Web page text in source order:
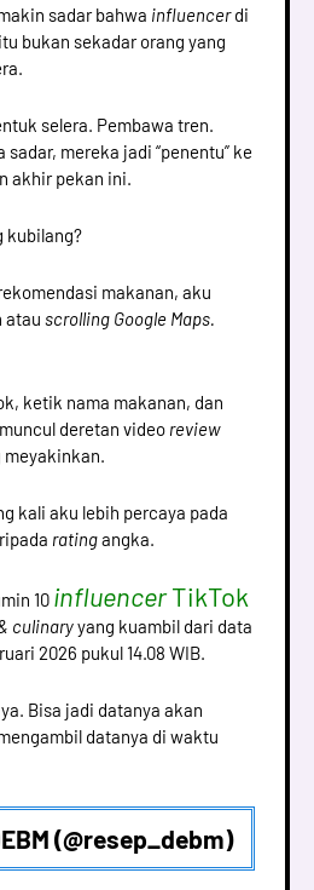
sadar bahwa influencerdi
itu bukan sekadar orang yang
selera. Pembawa tren.
mereka jadi “penentu” ke
akhir pekan ini.
kubilang?
makanan, aku
atau scrolling Google Maps.
ketik nama makanan, dan
deretan video review
meyakinkan.
kali aku lebih percaya pada
ratingangka.
10 influencerTikTok
culinaryyang kuambil dari data
2026 pukul 14.08 WIB.
Bisa jadi datanya akan
datanya di waktu
(@resep_debm)